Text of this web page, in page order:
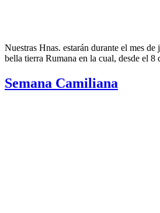
Nuestras Hnas. estarán durante el mes
bella tierra Rumana en la cual, desde el
Semana Camiliana